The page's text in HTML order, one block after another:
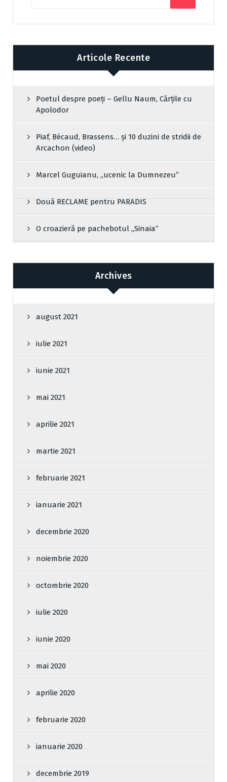
Articole Recente
Poetul despre poeți – Gellu Naum, Cărțile cu
Apolodor
Piaf, Bécaud, Brassens… și 10 duzini de stridii de
Arcachon (video)
Marcel Guguianu, „ucenic la Dumnezeu”
Două RECLAME pentru PARADIS
O croazieră pe pachebotul „Sinaia”
Archives
august 2021
iulie 2021
iunie 2021
mai 2021
aprilie 2021
martie 2021
februarie 2021
ianuarie 2021
decembrie 2020
noiembrie 2020
octombrie 2020
iulie 2020
iunie 2020
mai 2020
aprilie 2020
februarie 2020
ianuarie 2020
decembrie 2019